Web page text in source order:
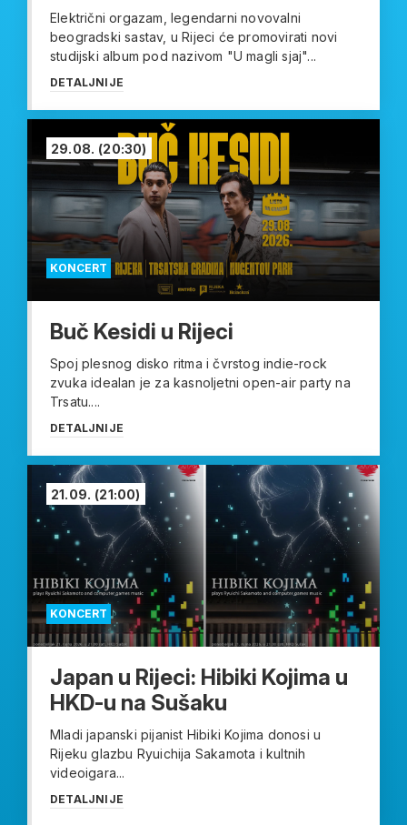
Električni orgazam, legendarni novovalni
beogradski sastav, u Rijeci će promovirati novi
studijski album pod nazivom "U magli sjaj"...
DETALJNIJE
KONCERT
29.08. (20:30)
Buč Kesidi u Rijeci
Spoj plesnog disko ritma i čvrstog indie-rock
zvuka idealan je za kasnoljetni open-air party na
Trsatu....
DETALJNIJE
KONCERT
21.09. (21:00)
Japan u Rijeci: Hibiki Kojima u
HKD-u na Sušaku
Mladi japanski pijanist Hibiki Kojima donosi u
Rijeku glazbu Ryuichija Sakamota i kultnih
videoigara...
DETALJNIJE